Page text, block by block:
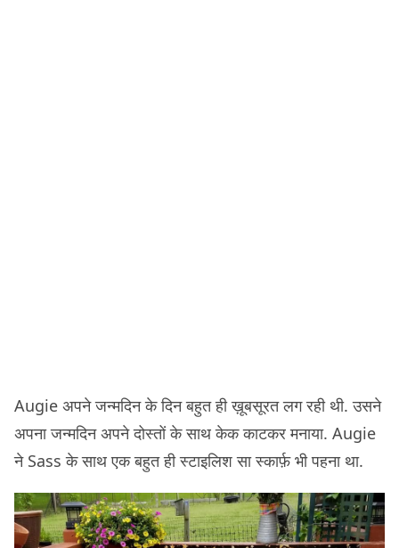
Augie अपने जन्मदिन के दिन बहुत ही ख़ूबसूरत लग रही थी. उसने
अपना जन्मदिन अपने दोस्तों के साथ केक काटकर मनाया. Augie
ने Sass के साथ एक बहुत ही स्टाइलिश सा स्कार्फ़ भी पहना था.